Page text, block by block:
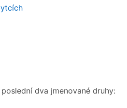
dva jmenované druhy: